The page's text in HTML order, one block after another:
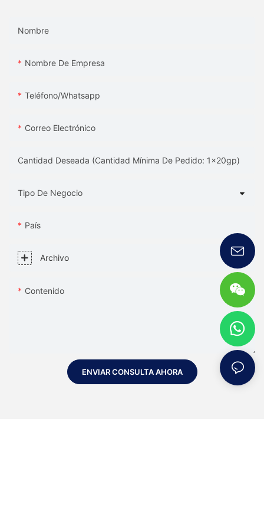
Nombre
Nombre De Empresa
Teléfono/whatsapp
Correo Electrónico
Cantidad Deseada (Cantidad Mínima De Pedido: 1x20gp)
Tipo De Negocio
País
Archivo
Contenido
ENVIAR CONSULTA AHORA